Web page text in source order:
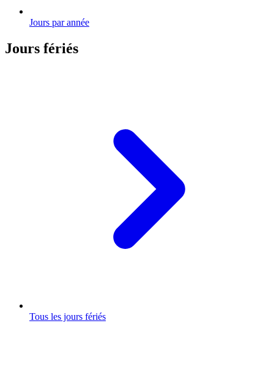
Jours par année
Jours fériés
Tous les jours fériés